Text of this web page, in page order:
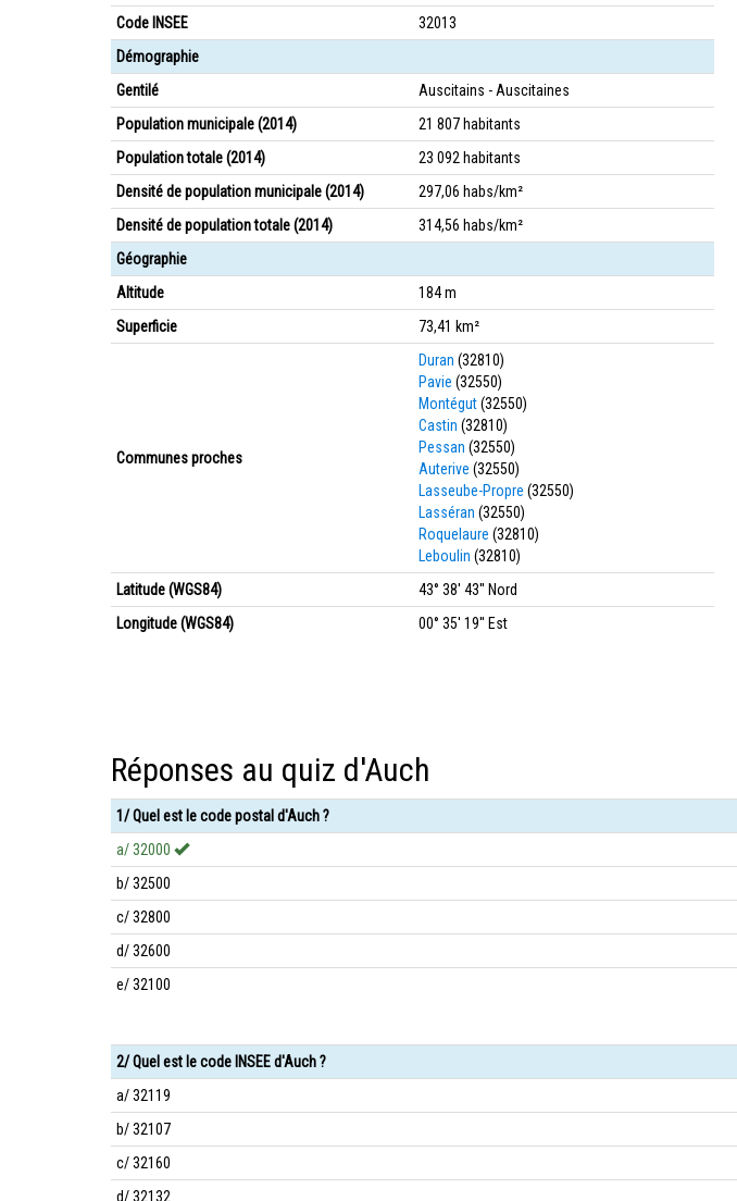
Code INSEE
32013
Démographie
Gentilé
Auscitains - Auscitaines
Population municipale (2014)
21 807 habitants
Population totale (2014)
23 092 habitants
Densité de population municipale (2014)
297,06 habs/km²
Densité de population totale (2014)
314,56 habs/km²
Géographie
Altitude
184 m
Superficie
73,41 km²
Communes proches
Duran (32810)
Pavie (32550)
Montégut(32550)
Castin (32810)
Pessan (32550)
Auterive (32550)
Lasseube-Propre (32550)
Lasséran (32550)
Roquelaure (32810)
Leboulin (32810)
Latitude (WGS84)
43° 38' 43'' Nord
Longitude (WGS84)
00° 35' 19'' Est
Réponses au quiz d'Auch
1/ Quel est le code postal d'Auch ?
a/ 32000
b/ 32500
c/ 32800
d/ 32600
e/ 32100
2/ Quel est le code INSEE d'Auch ?
a/ 32119
b/ 32107
c/ 32160
d/ 32132